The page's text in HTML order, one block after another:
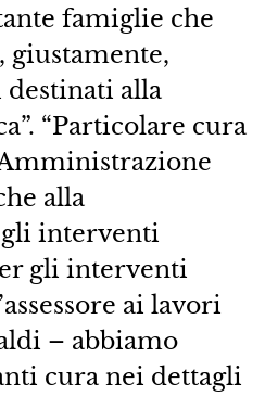
famiglie che
giustamente,
destinati alla
“Particolare cura
alla
interventi
gli interventi
ai lavori
– abbiamo
cura nei dettagli